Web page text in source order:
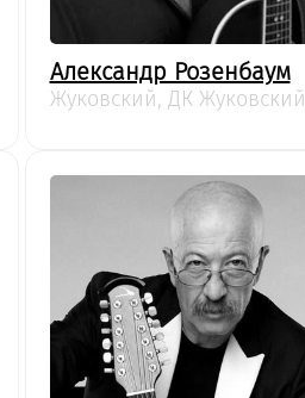
Александр Розенбаум
Жуковский, ДК Жуковский